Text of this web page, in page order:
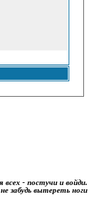
- постучи и войди.
забудь вытереть ноги